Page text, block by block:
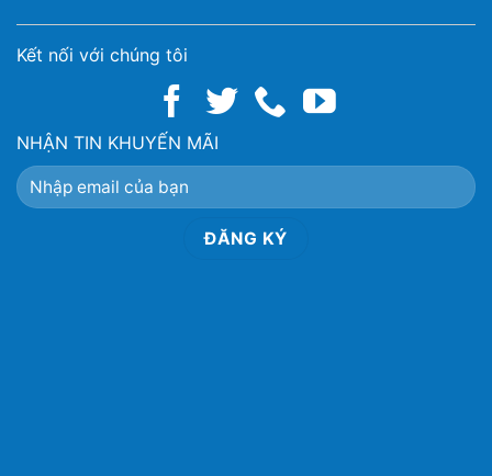
Kết nối với chúng tôi
NHẬN TIN KHUYẾN MÃI